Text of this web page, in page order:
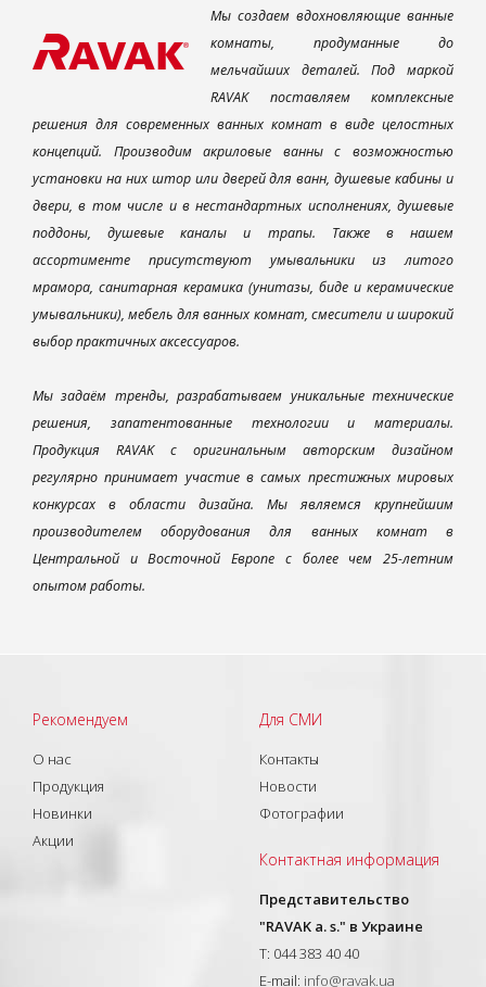
Мы создаем вдохновляющие ванные
комнаты, продуманные до
мельчайших деталей. Под маркой
RAVAK поставляем комплексные
решения для современных ванных комнат в виде целостных
концепций. Производим акриловые ванны с возможностью
установки на них штор или дверей для ванн, душевые кабины и
двери, в том числе и в нестандартных исполнениях, душевые
поддоны, душевые каналы и трапы. Также в нашем
ассортименте присутствуют умывальники из литого
мрамора, санитарная керамика (унитазы, биде и керамические
умывальники), мебель для ванных комнат, смесители и широкий
выбор практичных аксессуаров.
Мы задаём тренды, разрабатываем уникальные технические
решения, запатентованные технологии и материалы.
Продукция RAVAK с оригинальным авторским дизайном
регулярно принимает участие в самых престижных мировых
конкурсах в области дизайна. Мы являемся крупнейшим
производителем оборудования для ванных комнат в
Центральной и Восточной Европе с более чем 25-летним
опытом работы.
Рекомендуем
О нас
Продукция
Новинки
Акции
Для СМИ
Контакты
Новости
Фотографии
Контактная информация
Представительство
"RAVAK a. s." в Украине
T: 044 383 40 40
E-mail: info@ravak.ua